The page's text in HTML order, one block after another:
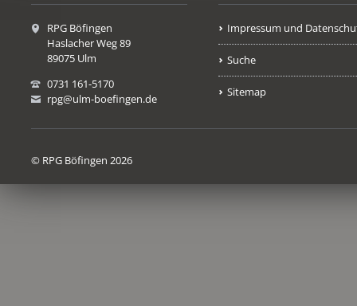
RPG Böfingen
Haslacher Weg 89
89075 Ulm
0731 161-5170
rpg@ulm-boefingen.de
Impressum und
Suche
Sitemap
© RPG Böfingen 2026